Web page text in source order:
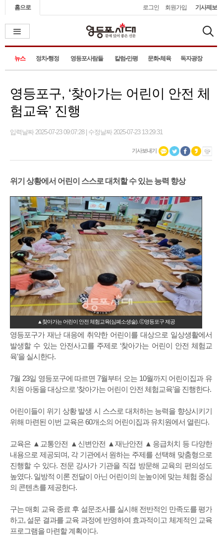
홈으로 로그인 회원가입 기사제보
뉴스 정치•행정 영등포사람들 칼럼•만평 문화•체육 독자광장
영등포구, ‘찾아가는 어린이 안전 체
험교육’ 진행
입력날짜 2025-07-23 09:07:28 | 수정날짜 2025-07-23 13:29:31
기사보내기
위기 상황에서 어린이 스스로 대처할 수 있는 능력 향상
▲찾아가는 어린이 안전 체험교육(심폐소생술). ⓒ영등포구 제공
영등포구가 재난 대응에 취약한 어린이를 대상으로 일상생활에서
발생할 수 있는 안전사고를 주제로 ‘찾아가는 어린이 안전 체험교
육’을 실시한다.
7월 23일 영등포구에 따르면 7월부터 오는 10월까지 어린이집과 유
치원 아동을 대상으로 ‘찾아가는 어린이 안전 체험교육’을 진행한다.
어린이들이 위기 상황 발생 시 스스로 대처하는 능력을 향상시키기
위해 마련된 이번 교육은 60개소의 어린이집과 유치원에서 열린다.
교육은 ▲교통안전 ▲신변안전 ▲재난안전 ▲응급처치 등 다양한
내용으로 제공되며, 각 기관에서 원하는 주제를 선택해 맞춤형으로
진행할 수 있다. 전문 강사가 기관을 직접 방문해 교육의 편의성도
높였다. 일방적 이론 전달이 아닌 어린이의 눈높이에 맞는 체험 중심
의 콘텐츠를 제공한다.
구는 매회 교육 종료 후 설문조사를 실시해 전반적인 만족도를 평가
하고, 설문 결과를 교육 과정에 반영하여 효과적이고 체계적인 교육
프로그램을 마련할 계획이다.